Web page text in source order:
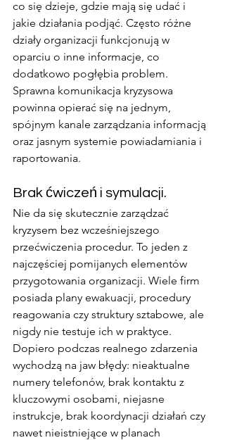
co się dzieje, gdzie mają się udać i
jakie działania podjąć. Często różne
działy organizacji funkcjonują w
oparciu o inne informacje, co
dodatkowo pogłębia problem.
Sprawna komunikacja kryzysowa
powinna opierać się na jednym,
spójnym kanale zarządzania informacją
oraz jasnym systemie powiadamiania i
raportowania.
Brak ćwiczeń i symulacji.
Nie da się skutecznie zarządzać
kryzysem bez wcześniejszego
przećwiczenia procedur. To jeden z
najczęściej pomijanych elementów
przygotowania organizacji. Wiele firm
posiada plany ewakuacji, procedury
reagowania czy struktury sztabowe, ale
nigdy nie testuje ich w praktyce.
Dopiero podczas realnego zdarzenia
wychodzą na jaw błędy: nieaktualne
numery telefonów, brak kontaktu z
kluczowymi osobami, niejasne
instrukcje, brak koordynacji działań czy
nawet nieistniejące w planach